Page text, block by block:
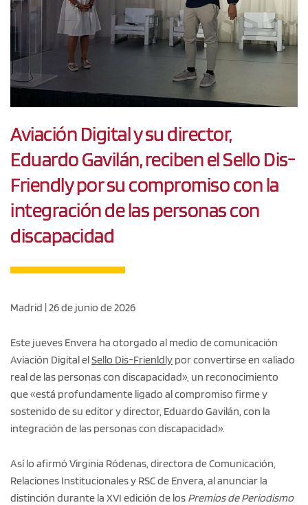
Aviación Digital y su director,
Eduardo Gavilán, reciben el Sello Dis-
Friendly por su compromiso con la
integración de las personas con
discapacidad
Madrid | 26 de junio de 2026
Este jueves Envera ha otorgado al medio de comunicación
Aviación Digital elSello Dis-Frienldly por convertirse en «aliado
real de las personas con discapacidad», un reconocimiento
que «está profundamente ligado al compromiso firme y
sostenido de su editor y director, Eduardo Gavilán, con la
integración de las personas con discapacidad».
Así lo afirmó Virginia Ródenas, directora de Comunicación,
Relaciones Institucionales y RSC de Envera, al anunciar la
distinción durante la XVI edición de los Premios de Periodismo